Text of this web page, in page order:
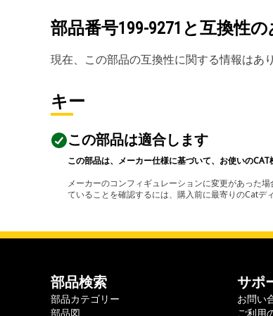
部品番号199-9271 と互換性
現在、この部品の互換性に関する情報はあり
キー
この部品は適合します
この部品は、メーカー仕様に基づいて、お使いのCAT
メーカーのコンフィギュレーションに変更があった
ていることを確認するには、購入前に最寄りのCatデ
部品検索
部品カテゴリー
部品図
サポ
お問い
ご利用